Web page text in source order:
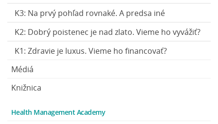
K3: Na prvý pohľad rovnaké. A predsa iné
K2: Dobrý poistenec je nad zlato. Vieme ho vyvážiť?
K1: Zdravie je luxus. Vieme ho financovať?
Médiá
Knižnica
Health Management Academy